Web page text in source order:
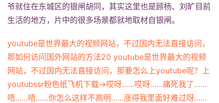
爷就住在东城区的银闸胡同，其实这里也是顾杨、刘旷目前
生活的地方，片中的很多场景都就地取材自银闸。
youtube是世界最大的视频网站，不过国内无法直接访问，
那如何访问国外网站的方法20 youtube是世界最大的视频
网站，不过国内无法直接访问，那要怎么上youtube呢？上
youtubssr粉色纸飞机下载→哎呀……哎呀……痛死我了……
唔……唔……你怎么这样不高明……涨得我里面好难过呀……